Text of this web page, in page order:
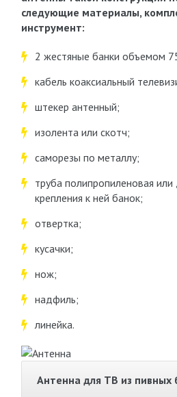
следующие материалы,
инструмент:
2 жестяные банки объемом
кабель коаксиальный
штекер антенный;
изолента или скотч;
саморезы по металлу;
труба полипропиленовая или
крепления к ней банок;
отвертка;
кусачки;
нож;
надфиль;
линейка.
Антенна для ТВ из пивных